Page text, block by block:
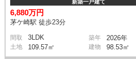
新築一戸建て
6,880万円
茅ケ崎駅 徒歩23分
間取 3LDK 築年 2026年
土地 109.57㎡ 建物 98.53㎡